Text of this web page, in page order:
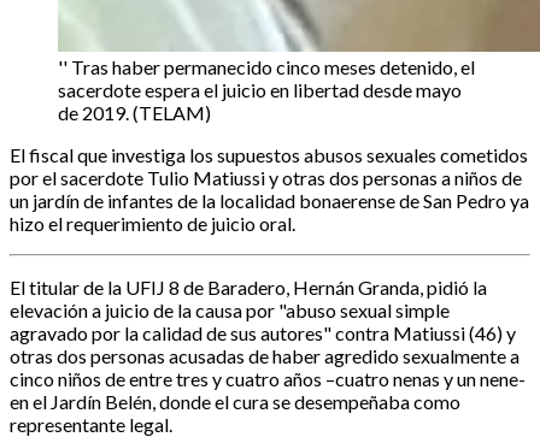
'' Tras haber permanecido cinco meses detenido, el
sacerdote espera el juicio en libertad desde mayo
de 2019. (TELAM)
El fiscal que investiga los supuestos abusos sexuales cometidos
por el sacerdote Tulio Matiussi y otras dos personas a niños de
un jardín de infantes de la localidad bonaerense de San Pedro ya
hizo el requerimiento de juicio oral.
El titular de la UFIJ 8 de Baradero, Hernán Granda, pidió la
elevación a juicio de la causa por "abuso sexual simple
agravado por la calidad de sus autores" contra Matiussi (46) y
otras dos personas acusadas de haber agredido sexualmente a
cinco niños de entre tres y cuatro años –cuatro nenas y un nene-
en el Jardín Belén, donde el cura se desempeñaba como
representante legal.